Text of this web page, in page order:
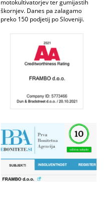
motokultivatorjev ter gumijastih
škornjev. Danes pa zalagamo
preko 150 podjetij po Sloveniji.